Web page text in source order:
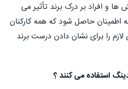
و افراد بر درک برند تأثیر می
حاصل شود که همه کارکنان
را برای نشان دادن درست برند
استفاده می کنند ؟